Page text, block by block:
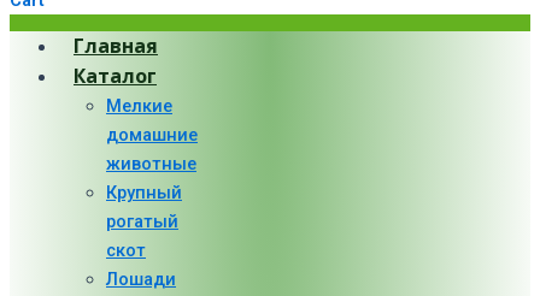
Главная
Каталог
Мелкие
домашние
животные
Крупный
рогатый
скот
Лошади